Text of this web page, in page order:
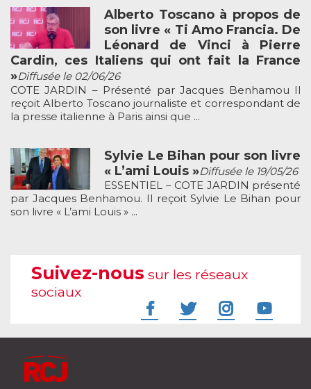
Alberto Toscano à propos de
son livre « Ti Amo Francia. De
Léonard de Vinci à Pierre
Cardin, ces Italiens qui ont fait la France
»Diffusée le 02/06/26
COTE JARDIN – Présenté par Jacques Benhamou Il
reçoit Alberto Toscano journaliste et correspondant de
la presse italienne à Paris ainsi que ...
Sylvie Le Bihan pour son livre
« L’ami Louis »Diffusée le 19/05/26
ESSENTIEL – COTE JARDIN présenté
par Jacques Benhamou. Il reçoit Sylvie Le Bihan pour
son livre « L’ami Louis » ...
Suivez-nous sur les réseaux
sociaux